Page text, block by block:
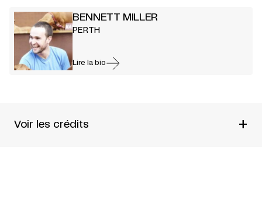
BENNETT MILLER
PERTH
Lire la bio
Voir les crédits +